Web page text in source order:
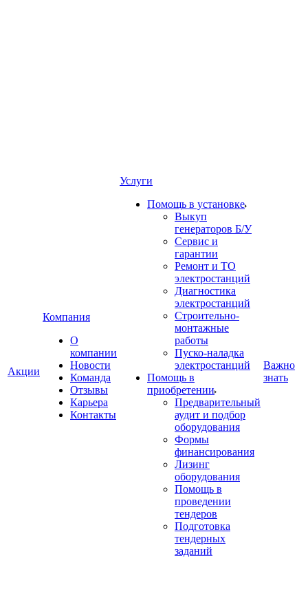
Акции
Компания
О
компании
Новости
Команда
Отзывы
Карьера
Контакты
Услуги
Помощь в установке
Выкуп
генераторов Б/У
Сервис и
гарантии
Ремонт и ТО
электростанций
Диагностика
электростанций
Строительно-
монтажные
работы
Пуско-наладка
электростанций
Помощь в
приобретении
Предварительный
аудит и подбор
оборудования
Формы
финансирования
Лизинг
оборудования
Помощь в
проведении
тендеров
Подготовка
тендерных
заданий
Важно
знать